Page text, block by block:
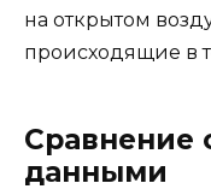
на открытом
происходящие в
Сравнение
данными